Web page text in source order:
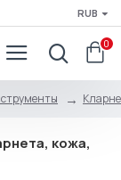
RUB
0
кожа,